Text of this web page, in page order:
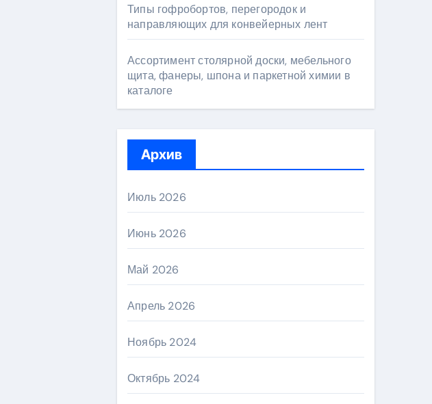
Типы гофробортов, перегородок и
направляющих для конвейерных лент
Ассортимент столярной доски, мебельного
щита, фанеры, шпона и паркетной химии в
каталоге
Архив
Июль 2026
Июнь 2026
Май 2026
Апрель 2026
Ноябрь 2024
Октябрь 2024